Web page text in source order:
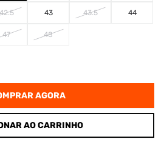
42.5 43 43.5 44
47 48
AGORA
AO CARRINHO